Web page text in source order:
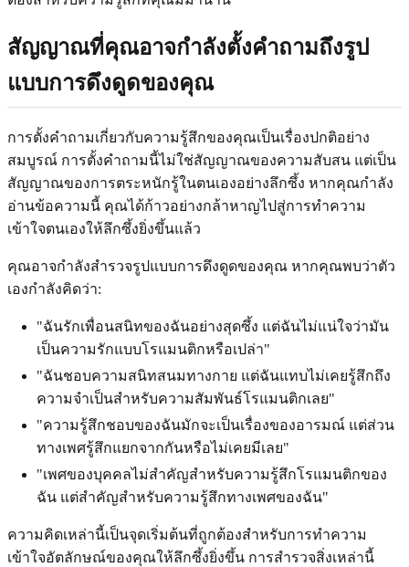
สัญญาณที่คุณอาจกำลังตั้งคำถามถึงรูป
แบบการดึงดูดของคุณ
การตั้งคำถามเกี่ยวกับความรู้สึกของคุณเป็นเรื่องปกติอย่าง
สมบูรณ์ การตั้งคำถามนี้ไม่ใช่สัญญาณของความสับสน แต่เป็น
สัญญาณของการตระหนักรู้ในตนเองอย่างลึกซึ้ง หากคุณกำลัง
อ่านข้อความนี้ คุณได้ก้าวอย่างกล้าหาญไปสู่การทำความ
เข้าใจตนเองให้ลึกซึ้งยิ่งขึ้นแล้ว
คุณอาจกำลังสำรวจรูปแบบการดึงดูดของคุณ หากคุณพบว่าตัว
เองกำลังคิดว่า:
"ฉันรักเพื่อนสนิทของฉันอย่างสุดซึ้ง แต่ฉันไม่แน่ใจว่ามัน
เป็นความรักแบบโรแมนติกหรือเปล่า"
"ฉันชอบความสนิทสนมทางกาย แต่ฉันแทบไม่เคยรู้สึกถึง
ความจำเป็นสำหรับความสัมพันธ์โรแมนติกเลย"
"ความรู้สึกชอบของฉันมักจะเป็นเรื่องของอารมณ์ แต่ส่วน
ทางเพศรู้สึกแยกจากกันหรือไม่เคยมีเลย"
"เพศของบุคคลไม่สำคัญสำหรับความรู้สึกโรแมนติกของ
ฉัน แต่สำคัญสำหรับความรู้สึกทางเพศของฉัน"
ความคิดเหล่านี้เป็นจุดเริ่มต้นที่ถูกต้องสำหรับการทำความ
เข้าใจอัตลักษณ์ของคุณให้ลึกซึ้งยิ่งขึ้น การสำรวจสิ่งเหล่านี้